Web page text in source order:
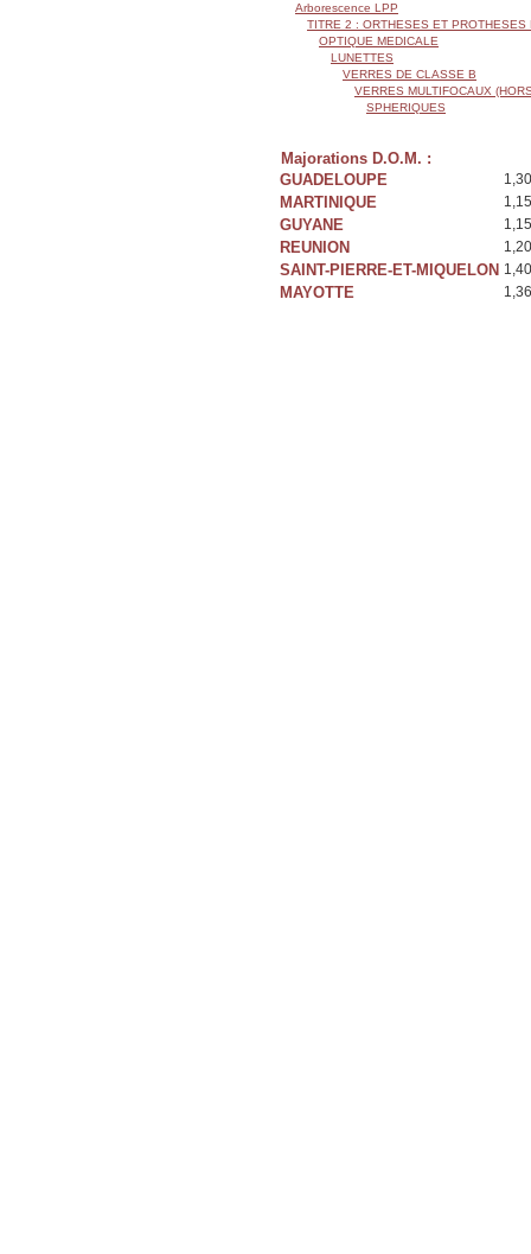
Arborescence LPP
TITRE 2 : ORTHESES ET PROTHESES
OPTIQUE MEDICALE
LUNETTES
VERRES DE CLASSE B
VERRES MULTIFOCAUX
SPHERIQUES
Majorations D.O.M. :
GUADELOUPE
MARTINIQUE
GUYANE
REUNION
SAINT-PIERRE-ET-MIQUELON
MAYOTTE